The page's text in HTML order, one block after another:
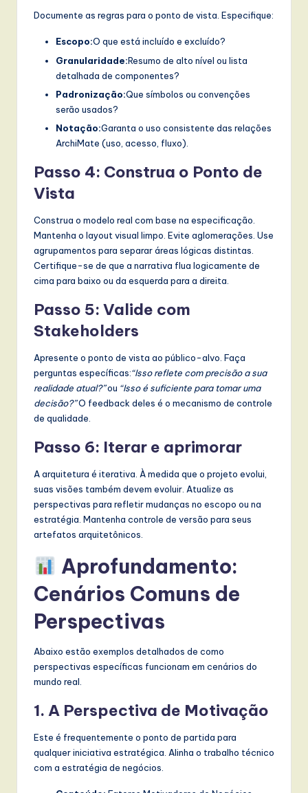
Documente as regras para o ponto de vista. Especifique:
Escopo:O que está incluído e excluído?
Granularidade:Resumo de alto nível ou lista
detalhada de componentes?
Padronização:Que símbolos ou convenções
serão usados?
Notação:Garanta o uso consistente das relações
ArchiMate (uso, acesso, fluxo).
Passo 4: Construa o Ponto de
Vista
Construa o modelo real com base na especificação.
Mantenha o layout visual limpo. Evite aglomerações. Use
agrupamentos para separar áreas lógicas distintas.
Certifique-se de que a narrativa flua logicamente de
cima para baixo ou da esquerda para a direita.
Passo 5: Valide com
Stakeholders
Apresente o ponto de vista ao público-alvo. Faça
perguntas específicas:“Isso reflete com precisão a sua
realidade atual?”ou “Isso é suficiente para tomar uma
decisão?”O feedback deles é o mecanismo de controle
de qualidade.
Passo 6: Iterar e aprimorar
A arquitetura é iterativa. À medida que o projeto evolui,
suas visões também devem evoluir. Atualize as
perspectivas para refletir mudanças no escopo ou na
estratégia. Mantenha controle de versão para seus
artefatos arquitetônicos.
Aprofundamento:
Cenários Comuns de
Perspectivas
Abaixo estão exemplos detalhados de como
perspectivas específicas funcionam em cenários do
mundo real.
1. A Perspectiva de Motivação
Este é frequentemente o ponto de partida para
qualquer iniciativa estratégica. Alinha o trabalho técnico
com a estratégia de negócios.